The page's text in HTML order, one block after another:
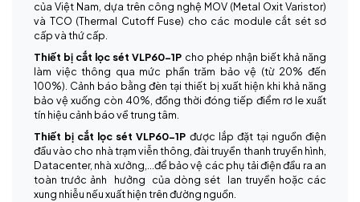
của Việt Nam, dựa trên công nghệ MOV (Metal Oxit Varistor)
và TCO (Thermal Cutoff Fuse) cho các module cắt sét sơ
cấp và thứ cấp.
Thiết bị cắt lọc sét VLP60-1P cho phép nhận biết khả năng
làm việc thông qua mức phần trăm bảo vệ (từ 20% đến
100%). Cảnh báo bằng đèn tại thiết bị xuất hiện khi khả năng
bảo vệ xuống còn 40%, đồng thời đóng tiếp điểm rơ le xuất
tín hiệu cảnh báo về trung tâm.
Thiết bị cắt lọc sét VLP60-1P được lắp đặt tại nguồn điện
đầu vào cho nhà trạm viễn thông, đài truyền thanh truyền hình,
Datacenter, nhà xưởng,…để bảo vệ các phụ tải điện đầu ra an
toàn trước ảnh hưởng của dòng sét lan truyền hoặc các
xung nhiễu nếu xuất hiện trên đường nguồn.